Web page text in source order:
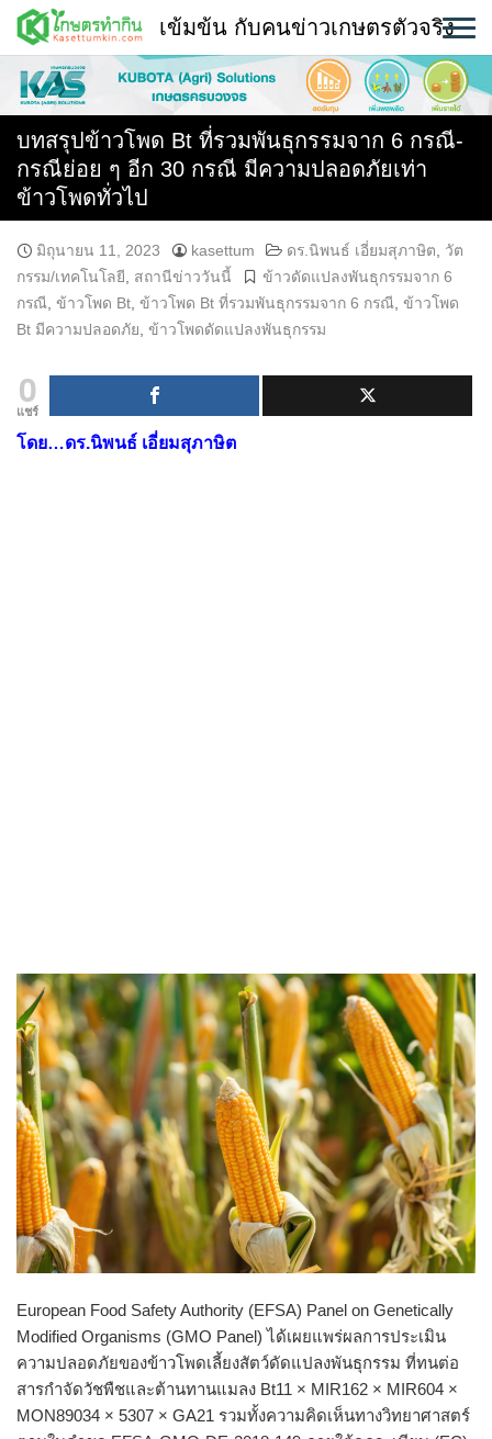
Skip
content
พืช
หน้าแรก
แวดวงเกษตร
สถานีข่าววันนี้
เข้มข้น กับคนข่าวเกษตรตัวจริง
บทสรุปข้าวโพด Bt ที่รวมพันธุกรรมจาก 6 กรณี-
กรณีย่อย ๆ อีก 30 กรณี มีความปลอดภัยเท่า
ข้าวโพดทั่วไป
มิถุนายน 11, 2023 kasettum ดร.นิพนธ์ เอี่ยมสุภาษิต, วัต
กรรม/เทคโนโลยี, สถานีข่าววันนี้
ข้าวดัดแปลงพันธุกรรมจาก 6
กรณี, ข้าวโพด Bt, ข้าวโพด Bt ที่รวมพันธุกรรมจาก 6 กรณี, ข้าวโพด
Bt มีความปลอดภัย, ข้าวโพดดัดแปลงพันธุกรรม
0
แชร์
โดย…ดร.นิพนธ์ เอี่ยมสุภาษิต
European Food Safety Authority (EFSA) Panel on Genetically
Modified Organisms (GMO Panel) ได้เผยแพร่ผลการประเมิน
ความปลอดภัยของข้าวโพดเลี้ยงสัตว์ดัดแปลงพันธุกรรม ที่ทนต่อ
สารกำจัดวัชพืชและต้านทานแมลง Bt11 × MIR162 × MIR604 ×
MON89034 × 5307 × GA21 รวมทั้งความคิดเห็นทางวิทยาศาสตร์